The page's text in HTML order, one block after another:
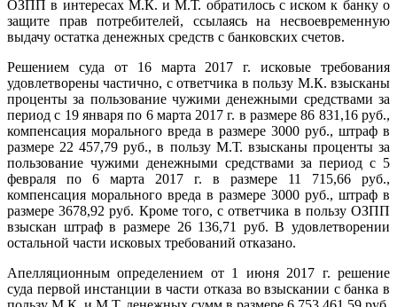
ОЗПП в интересах М.К. и М.Т. обратилось с иском к банку о
защите прав потребителей, ссылаясь на несвоевременную
выдачу остатка денежных средств с банковских счетов.
Решением суда от 16 марта 2017 г. исковые требования
удовлетворены частично, с ответчика в пользу М.К. взысканы
проценты за пользование чужими денежными средствами за
период с 19 января по 6 марта 2017 г. в размере 86 831,16 руб.,
компенсация морального вреда в размере 3000 руб., штраф в
размере 22 457,79 руб., в пользу М.Т. взысканы проценты за
пользование чужими денежными средствами за период с 5
февраля по 6 марта 2017 г. в размере 11 715,66 руб.,
компенсация морального вреда в размере 3000 руб., штраф в
размере 3678,92 руб. Кроме того, с ответчика в пользу ОЗПП
взыскан штраф в размере 26 136,71 руб. В удовлетворении
остальной части исковых требований отказано.
Апелляционным определением от 1 июня 2017 г. решение
суда первой инстанции в части отказа во взыскании с банка в